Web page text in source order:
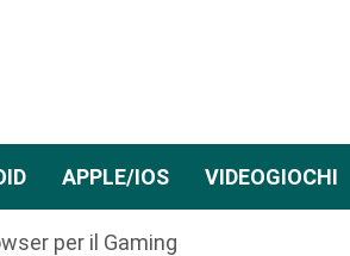
APPLE/IOS VIDEOGIOCHI
per il Gaming